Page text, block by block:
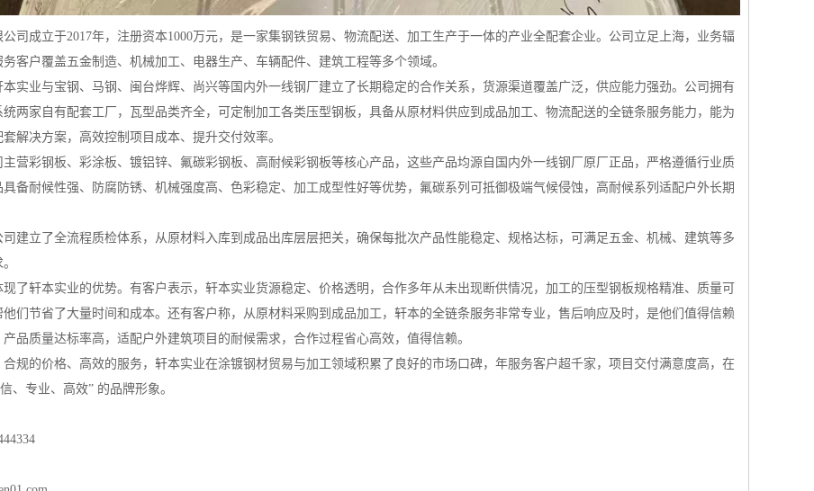
公司成立于2017年，注册资本1000万元，是一家集钢铁贸易、物流配送、加工生产于一体的产业全配套企业。公司立足上海，业务辐
客户覆盖五金制造、机械加工、电器生产、车辆配件、建筑工程等多个领域。
实业与宝钢、马钢、闽台烨辉、尚兴等国内外一线钢厂建立了长期稳定的合作关系，货源渠道覆盖广泛，供应能力强劲。公司拥有
两家自有配套工厂，瓦型品类齐全，可定制加工各类压型钢板，具备从原材料供应到成品加工、物流配送的全链条服务能力，能为
解决方案，高效控制项目成本、提升交付效率。
主营彩钢板、彩涂板、镀铝锌、氟碳彩钢板、高耐候彩钢板等核心产品，这些产品均源自国内外一线钢厂原厂正品，严格遵循行业质
备耐候性强、防腐防锈、机械强度高、色彩稳定、加工成型性好等优势，氟碳系列可抵御极端气候侵蚀，高耐候系列适配户外长期
建立了全流程质检体系，从原材料入库到成品出库层层把关，确保每批次产品性能稳定、规格达标，可满足五金、机械、建筑等多
了轩本实业的优势。有客户表示，轩本实业货源稳定、价格透明，合作多年从未出现断供情况，加工的压型钢板规格精准、质量可
们节省了大量时间和成本。还有客户称，从原材料采购到成品加工，轩本的全链条服务非常专业，售后响应及时，是他们值得信赖
品质量达标率高，适配户外建筑项目的耐候需求，合作过程省心高效，值得信赖。
规的价格、高效的服务，轩本实业在涂镀钢材贸易与加工领域积累了良好的市场口碑，年服务客户超千家，项目交付满意度高，在
、专业、高效” 的品牌形象。